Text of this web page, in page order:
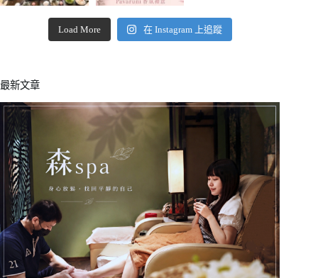
Load More 在 Instagram 上追蹤
最新文章